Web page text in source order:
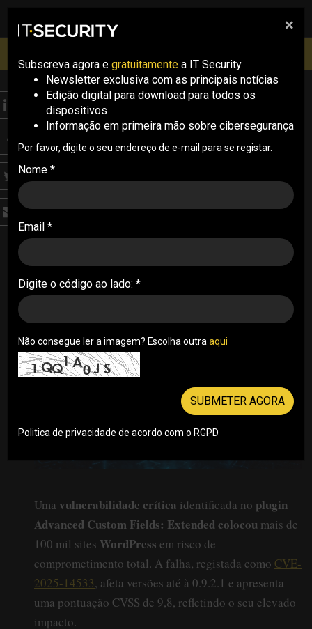
pesquisa
Inscrições abertas
THREATS
Falha crítica em plugin
WordPress expõe
milhares de sites
Uma vulnerabilidade grave no plugin Advanced
Custom Fields: Extended permite a atacantes
administrador e assumir o controlo total de sites
WordPress
Uma vulnerabilidade crítica identificada no plugin
Advanced Custom Fields: Extended colocou mais de
100 mil sites WordPress em risco de
comprometimento total. A falha, registada como CVE-
2025-14533, afeta versões até à 0.9.2.1 e apresenta
uma pontuação CVSS de 9,8, refletindo o seu elevado
impacto.
×
Subscreva agora e gratuitamente a IT Security
Newsletter exclusiva com as principais notícias
Edição digital para download para todos os
dispositivos
Informação em primeira mão sobre cibersegurança
Por favor, digite o seu endereço de e-mail para se registar.
Nome *
Email *
Digite o código ao lado: *
Não consegue ler a imagem? Escolha outra aqui
SUBMETER AGORA
Politica de privacidade de acordo com o RGPD